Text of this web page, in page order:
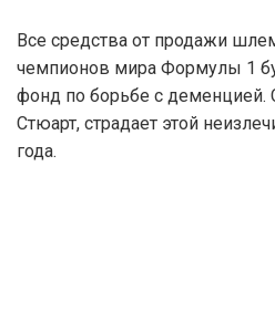
Все средства от продажи
чемпионов мира Формулы 1
фонд по борьбе с деменцией.
Стюарт, страдает этой
года.